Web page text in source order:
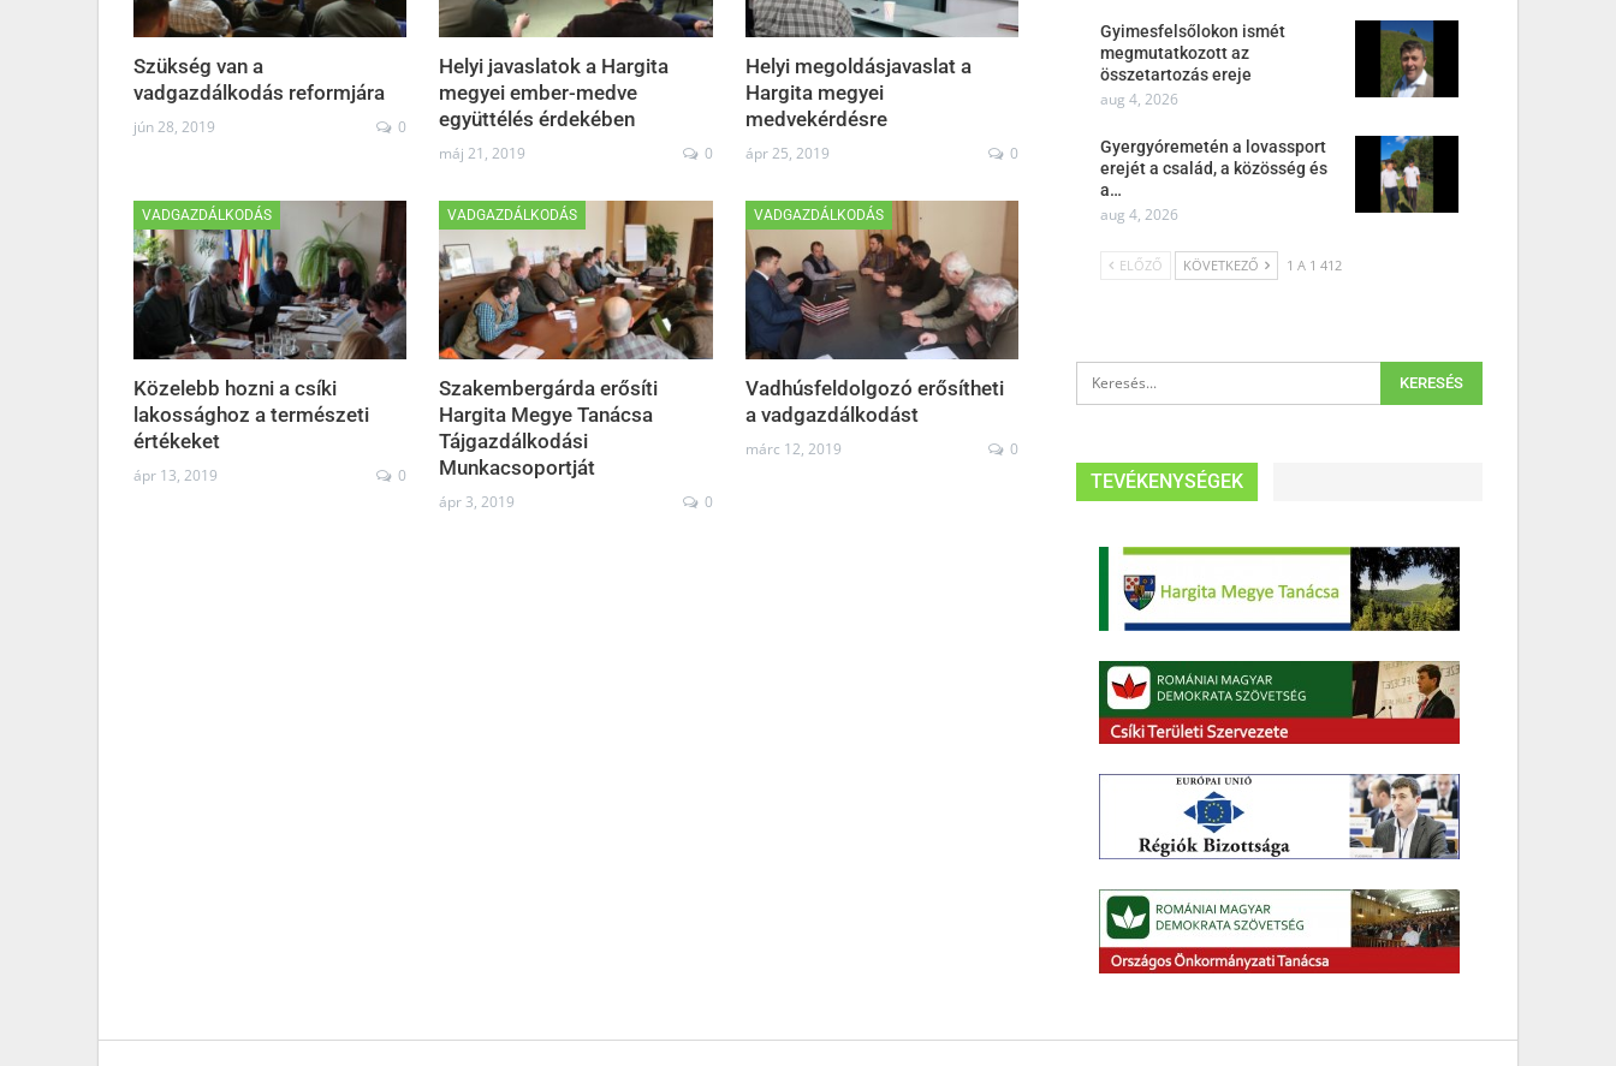
Szükség van a
vadgazdálkodás reformjára
jún 28, 2019 0
Helyi javaslatok a Hargita
megyei ember-medve
együttélés érdekében
máj 21, 2019 0
Helyi megoldásjavaslat a
Hargita megyei
medvekérdésre
ápr 25, 2019 0
VADGAZDÁLKODÁS
Közelebb hozni a csíki
lakossághoz a természeti
értékeket
ápr 13, 2019 0
VADGAZDÁLKODÁS
Szakembergárda erősíti
Hargita Megye Tanácsa
Tájgazdálkodási
Munkacsoportját
ápr 3, 2019 0
VADGAZDÁLKODÁS
Vadhúsfeldolgozó erősítheti
a vadgazdálkodást
márc 12, 2019 0
Gyimesfelsőlokon ismét
megmutatkozott az
összetartozás ereje
aug 4, 2026
Gyergyóremetén a lovassport
erejét a család, a közösség és
a…
aug 4, 2026
ELŐZŐ KÖVETKEZŐ 1 A 1 412
TEVÉKENYSÉGEK